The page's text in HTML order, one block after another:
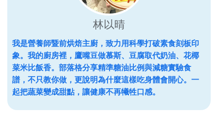
林以晴
我是營養師暨前烘焙主廚，致力用科學打破素食刻板印
象。我的廚房裡，鷹嘴豆做慕斯、豆腐取代奶油、花椰
菜米比飯香。部落格分享精準糖油比例與減糖實驗食
譜，不只教你做，更說明為什麼這樣吃身體會開心。一
起把蔬菜變成甜點，讓健康不再犧牲口感。